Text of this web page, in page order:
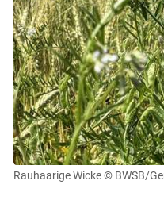
Rauhaarige Wicke © BWSB/